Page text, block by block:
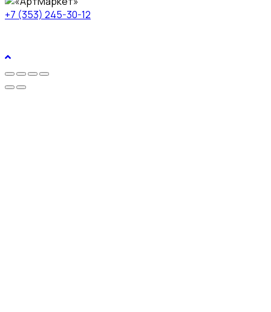
+7 (353) 245-30-12